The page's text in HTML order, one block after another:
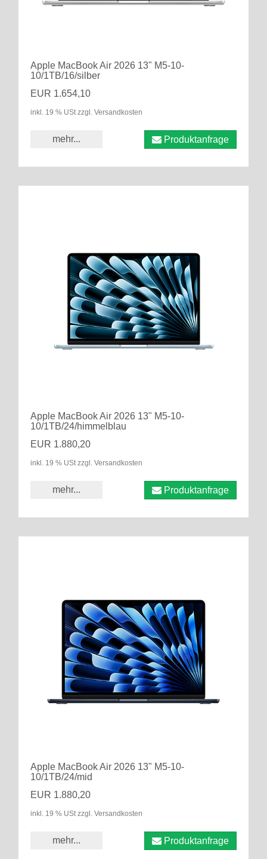
Apple MacBook Air 2026 13" M5-10-
10/1TB/16/silber
EUR 1.654,10
inkl. 19 % USt zzgl. Versandkosten
mehr... Produktanfrage
Apple MacBook Air 2026 13" M5-10-
10/1TB/24/himmelblau
EUR 1.880,20
inkl. 19 % USt zzgl. Versandkosten
mehr... Produktanfrage
Apple MacBook Air 2026 13" M5-10-
10/1TB/24/mid
EUR 1.880,20
inkl. 19 % USt zzgl. Versandkosten
mehr... Produktanfrage